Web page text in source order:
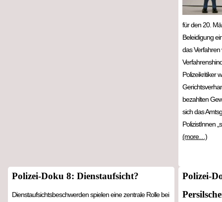
für den 20.
Beleidigung
das
Polizeikritiker
bezahlten
sich das
PolizistInnen
(more…)
Polizei-Doku 8: Dienstaufsicht?
Dienstaufsichtsbeschwerden spielen eine zentrale Rolle bei
Polizei-